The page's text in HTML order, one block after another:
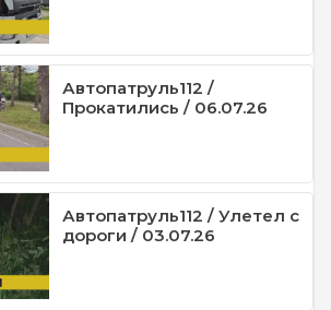
Автопатруль112 /
Прокатились / 06.07.26
Автопатруль112 / Улетел с
дороги / 03.07.26